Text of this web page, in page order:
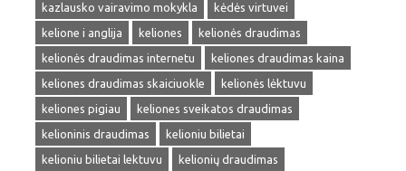
kazlausko vairavimo mokykla
kėdės virtuvei
kelione i anglija
keliones
kelionės draudimas
kelionės draudimas internetu
keliones draudimas kaina
keliones draudimas skaiciuokle
kelionės lėktuvu
keliones pigiau
keliones sveikatos draudimas
kelioninis draudimas
kelioniu bilietai
kelioniu bilietai lektuvu
kelionių draudimas